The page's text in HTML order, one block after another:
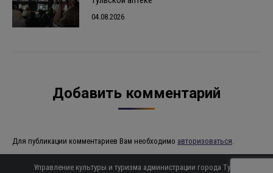
04.08.2026
Добавить комментарий
Для публикации комментариев Вам необходимо авторизоваться
Управление культуры и туризма администрации города Тулы